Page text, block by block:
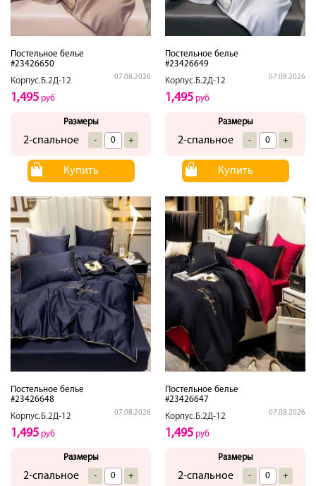
Постельное белье
#23426650
Корпус.Б.2Д-12
07.08.2026
1,495 руб
Размеры
2-спальное - +
Купить
Постельное белье
#23426649
Корпус.Б.2Д-12
07.08.2026
1,495 руб
Размеры
2-спальное - +
Купить
Постельное белье
#23426648
Корпус.Б.2Д-12
07.08.2026
1,495 руб
Размеры
2-спальное - +
Постельное белье
#23426647
Корпус.Б.2Д-12
07.08.2026
1,495 руб
Размеры
2-спальное - +